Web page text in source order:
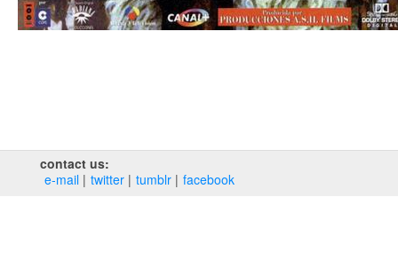
contact us:
e‑mail
twitter tumblr facebook